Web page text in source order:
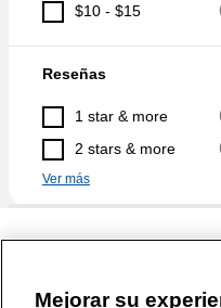
$10 - $15
Reseñas
1 star & more
2 stars & more
Ver más
Mejorar su